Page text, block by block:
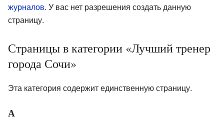
журналов. У вас нет разрешения создать данную
страницу.
Страницы в категории «Лучший тренер
города Сочи»
Эта категория содержит единственную страницу.
А